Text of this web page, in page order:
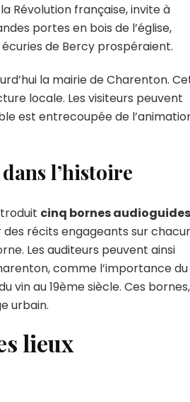
Révolution française, invite à
portes en bois de l’église,
de Bercy prospéraient.
la mairie de Charenton.
locale. Les visiteurs peuvent
est entrecoupée de
l’histoire
cinq bornes audioguides
récits engageants sur
Les auditeurs peuvent ainsi
comme l’importance du
vin au 19ème siècle. Ces bornes,
urbain.
lieux